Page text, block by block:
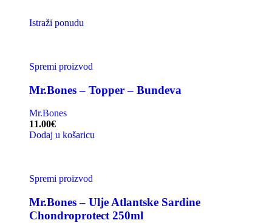
Istraži ponudu
Spremi proizvod
Mr.Bones – Topper – Bundeva
Mr.Bones
11.00€
Dodaj u košaricu
Spremi proizvod
Mr.Bones – Ulje Atlantske Sardine
Chondroprotect 250ml